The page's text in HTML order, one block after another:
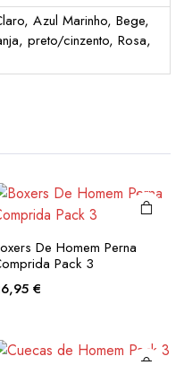
Azul Marinho, Bege,
preto/cinzento, Rosa,
This
The
options
chosen
De Homem Perna
Pack 3
€
product
The